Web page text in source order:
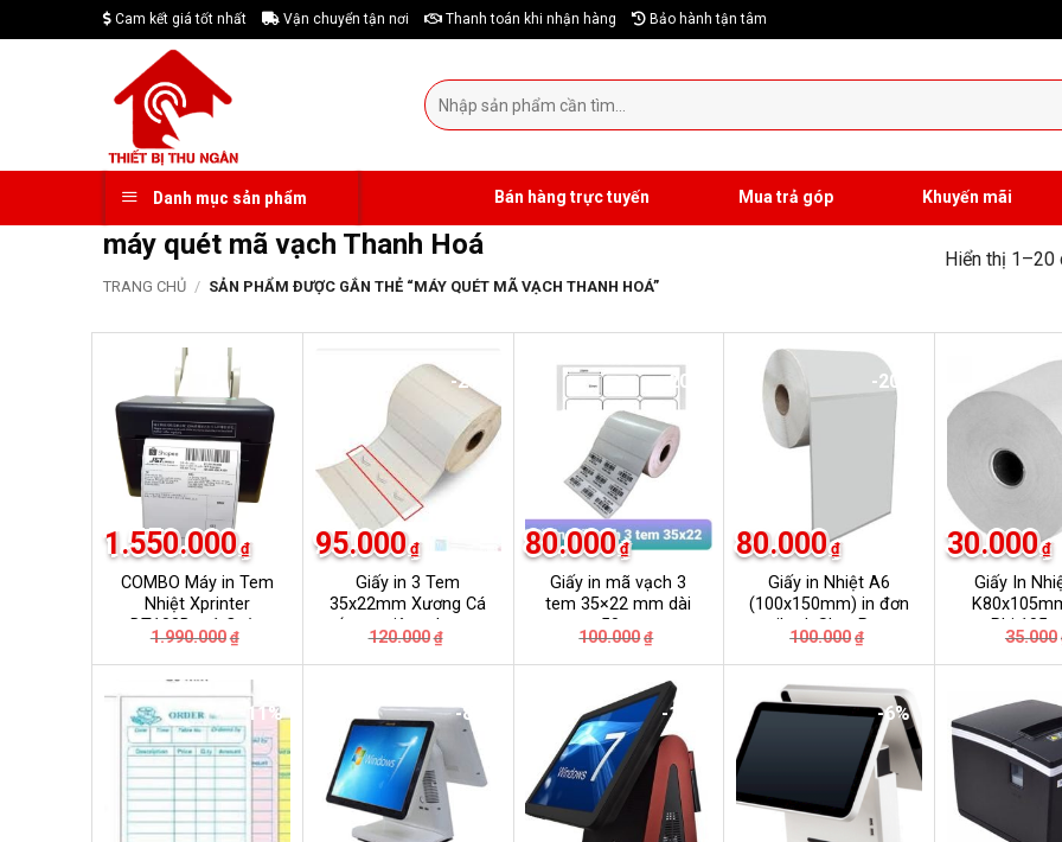
to
Cam kết giá tốt nhất Vận chuyển tận nơi Thanh toán khi nhận hàng Bảo hành tận tâm
Tìm
kiếm:
Danh mục sản phẩm Bán hàng trực tuyến Mua trả góp Khuyến mãi
máy quét mã vạch Thanh Hoá
TRANG CHỦ / SẢN PHẨM ĐƯỢC GẮN THẺ “MÁY QUÉT MÃ VẠCH THANH HOÁ”
Hiển thị 1–20
COMBO Máy in Tem
Nhiệt Xprinter
DT108B + 1 Cuộn
Tem in Vận Đơn, In
Phiếu Giao Hàng
Shopee, Lazada…
1.990.000 ₫
là:
1.990.000₫.
1.550.000 ₫
tại
là:
1.550.000₫.
-21%
Giấy in 3 Tem
35x22mm Xương Cá
( tem niêm phong,
chống bóc….)
120.000 ₫
là:
95.000 ₫
tại
-20%
Giấy in mã vạch 3
tem 35×22 mm dài
50m
100.000 ₫
là:
100.000₫.
80.000 ₫
tại
là:
80.000₫.
-20%
Giấy in Nhiệt A6
(100x150mm) in đơn
tiktok ShopPee
Lazada …….
100.000 ₫
là:
100.000₫.
80.000 ₫
tại
là:
80.000₫.
Giấy In
Phi 105
35.000
30.000 ₫
-11% -8% -18% -6%